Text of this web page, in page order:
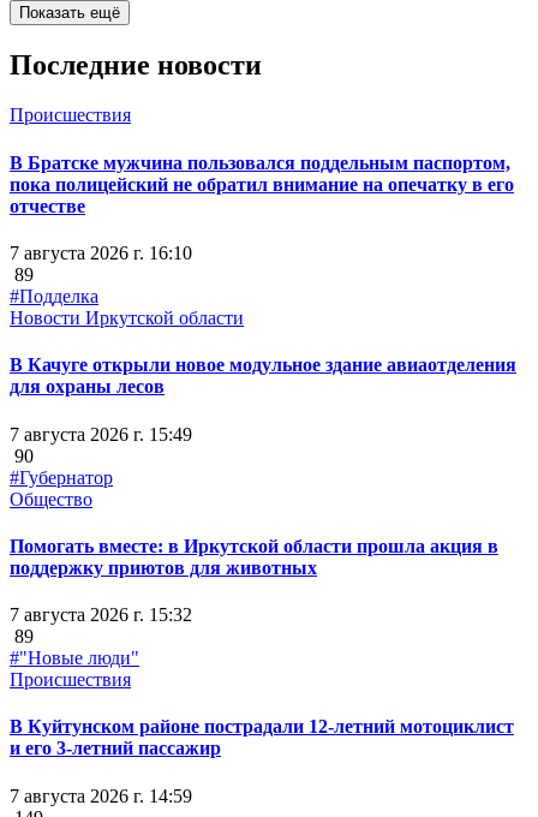
Показать ещё
Последние новости
Происшествия
В Братске мужчина пользовался поддельным паспортом,
пока полицейский не обратил внимание на опечатку в его
отчестве
7 августа 2026 г. 16:10
89
#Подделка
Новости Иркутской области
В Качуге открыли новое модульное здание авиаотделения
для охраны лесов
7 августа 2026 г. 15:49
90
#Губернатор
Общество
Помогать вместе: в Иркутской области прошла акция в
поддержку приютов для животных
7 августа 2026 г. 15:32
89
#"Новые люди"
Происшествия
В Куйтунском районе пострадали 12-летний мотоциклист
и его 3-летний пассажир
7 августа 2026 г. 14:59